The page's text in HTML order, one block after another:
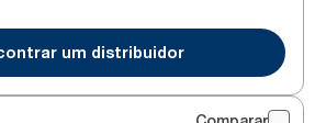
um distribuidor